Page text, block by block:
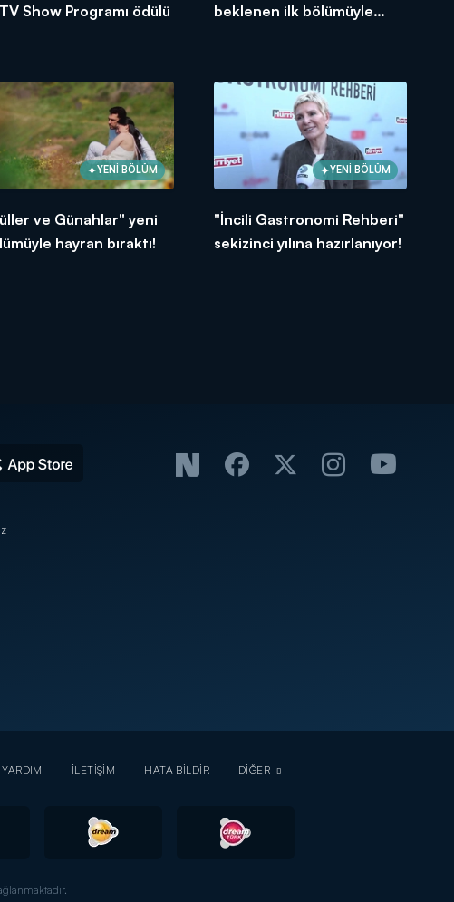
Show Programı ödülü
beklenen ilk bölümüyle
YENİ BÖLÜM
ve Günahlar" yeni
hayran bıraktı!
YENİ BÖLÜM
"İncili Gastronomi Rehberi"
sekizinci yılına hazırlanıyor!
YARDIM İLETİŞİM HATA BİLDİR DİĞER